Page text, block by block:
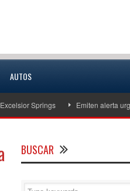
AUTOS
Emiten alerta urgente en
BUSCAR